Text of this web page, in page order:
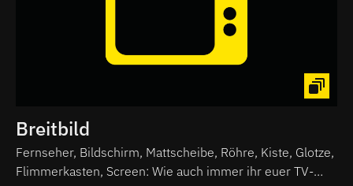
Breitbild
Fernseher, Bildschirm, Mattscheibe, Röhre, Kiste, Glotze,
Flimmerkasten, Screen: Wie auch immer ihr euer TV-